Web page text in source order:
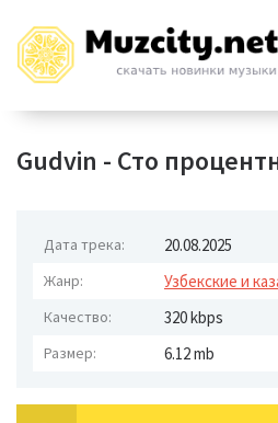
Gudvin - Сто
Дата трека: 20.08.2025
Жанр: Узбекские и
Качество: 320 kbps
Размер: 6.12 mb